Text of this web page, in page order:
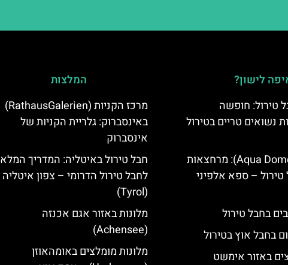
לישון?
טירול: חופשה
נשואים טריים בטירול
אקווה דום (Aqua Dome): מרחצאות
טירול – ספא אלפיני
בחבל אוץ בטירול
באזור אימשט
המלצות
מרכז הקניות (RathausGalerien)
באינסברוק: גלריית הקניות של
אינסברוק
חבל טירול באיטליה: המדריך המלא
לחבל טירול הדרומי – צפון איטליה
(Tyrol)
מלונות באזור אגם אכנזה
(Achensee)
מלונות מומלצים באומהאוזן